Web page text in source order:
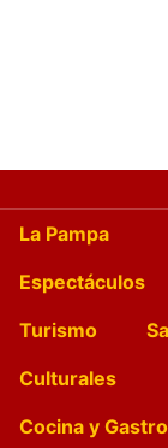
La Pampa
Espectáculos
Turismo
Culturales
Cocina y